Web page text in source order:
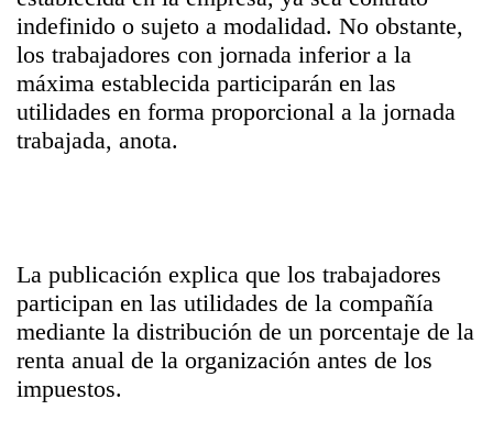
indefinido o sujeto a modalidad. No obstante,
los trabajadores con jornada inferior a la
máxima establecida participarán en las
utilidades en forma proporcional a la jornada
trabajada, anota.
La publicación explica que los trabajadores
participan en las utilidades de la compañía
mediante la distribución de un porcentaje de la
renta anual de la organización antes de los
impuestos.